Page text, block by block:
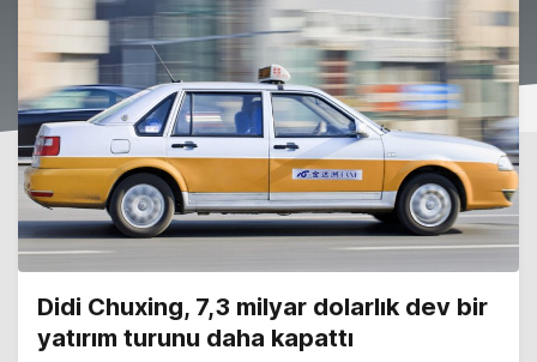
Didi Chuxing, 7,3 milyar dolarlık dev bir
yatırım turunu daha kapattı